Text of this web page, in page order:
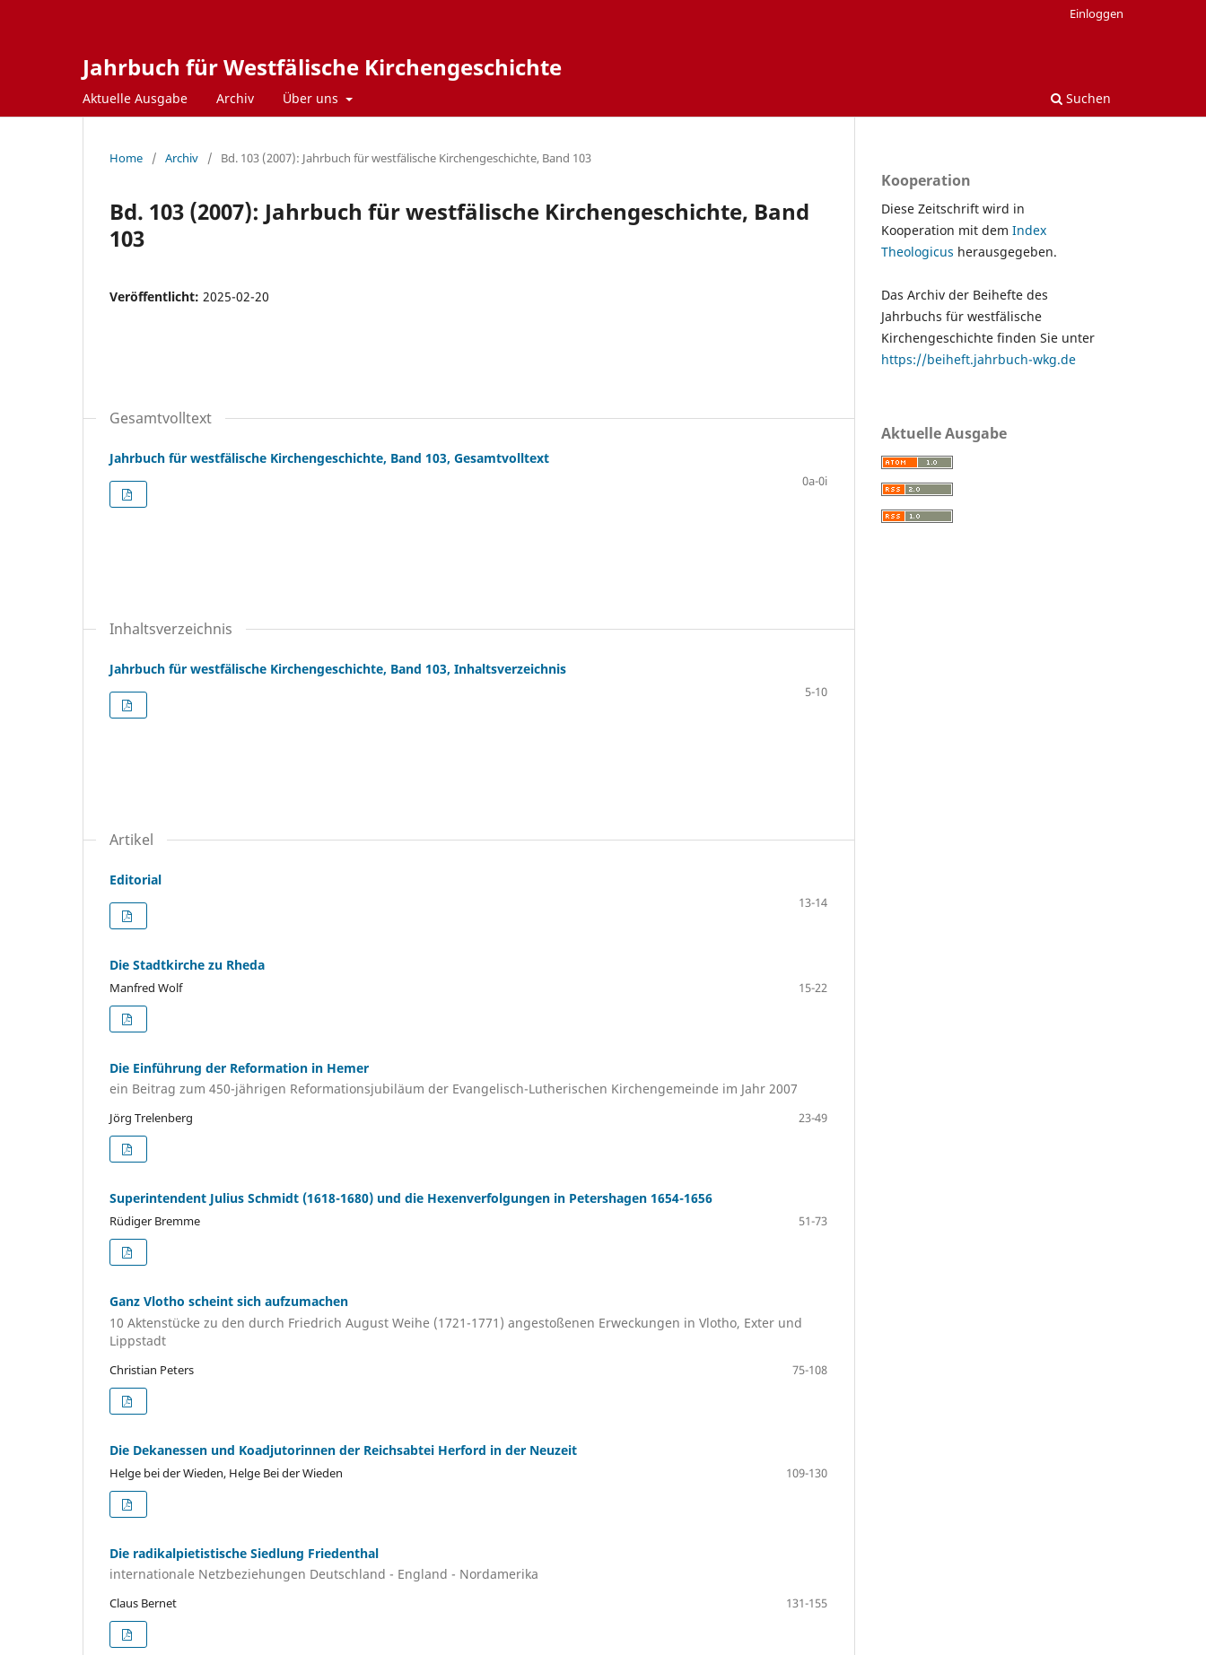
Jahrbuch für Westfälische Kirchengeschichte
Aktuelle Ausgabe Archiv Über uns Suchen
Einloggen
Home / Archiv / Bd. 103 (2007): Jahrbuch für westfälische Kirchengeschichte, Band 103
Bd. 103 (2007): Jahrbuch für westfälische Kirchengeschichte, Band
103
Veröffentlicht: 2025-02-20
Gesamtvolltext
Jahrbuch für westfälische Kirchengeschichte, Band 103, Gesamtvolltext
0a-0i
Inhaltsverzeichnis
Jahrbuch für westfälische Kirchengeschichte, Band 103, Inhaltsverzeichnis
5-10
Artikel
Editorial
13-14
Die Stadtkirche zu Rheda
Manfred Wolf 15-22
Die Einführung der Reformation in Hemer
ein Beitrag zum 450-jährigen Reformationsjubiläum der Evangelisch-Lutherischen Kirchengemeinde im Jahr 2007
Jörg Trelenberg 23-49
Superintendent Julius Schmidt (1618-1680) und die Hexenverfolgungen in Petershagen 1654-1656
Rüdiger Bremme 51-73
Ganz Vlotho scheint sich aufzumachen
10 Aktenstücke zu den durch Friedrich August Weihe (1721-1771) angestoßenen Erweckungen in Vlotho, Exter und
Lippstadt
Christian Peters 75-108
Die Dekanessen und Koadjutorinnen der Reichsabtei Herford in der Neuzeit
Helge bei der Wieden, Helge Bei der Wieden 109-130
Die radikalpietistische Siedlung Friedenthal
internationale Netzbeziehungen Deutschland - England - Nordamerika
Claus Bernet 131-155
Kooperation
Diese Zeitschrift wird in
Kooperation mit dem Index
Theologicus herausgegeben.
Das Archiv der Beihefte des
Jahrbuchs für westfälische
Kirchengeschichte finden Sie unter
https://beiheft.jahrbuch-wkg.de
Aktuelle Ausgabe